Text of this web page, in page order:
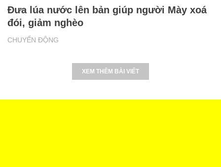
CHUYỂN ĐỘNG
Đưa lúa nước lên bản giúp người Mày xoá
đói, giảm nghèo
XEM THÊM BÀI VIẾT